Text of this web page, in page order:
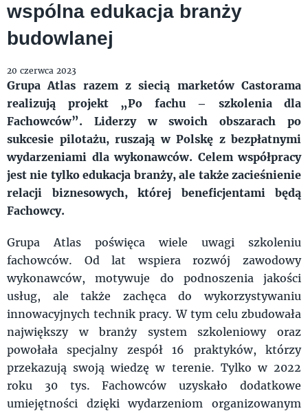
wspólna edukacja branży
budowlanej
20 czerwca 2023
Grupa Atlas razem z siecią marketów Castorama
realizują projekt „Po fachu – szkolenia dla
Fachowców”. Liderzy w swoich obszarach po
sukcesie pilotażu, ruszają w Polskę z bezpłatnymi
wydarzeniami dla wykonawców. Celem współpracy
jest nie tylko edukacja branży, ale także zacieśnienie
relacji biznesowych, której beneficjentami będą
Fachowcy.
Grupa Atlas poświęca wiele uwagi szkoleniu
fachowców. Od lat wspiera rozwój zawodowy
wykonawców, motywuje do podnoszenia jakości
usług, ale także zachęca do wykorzystywaniu
innowacyjnych technik pracy. W tym celu zbudowała
największy w branży system szkoleniowy oraz
powołała specjalny zespół 16 praktyków, którzy
przekazują swoją wiedzę w terenie. Tylko w 2022
roku 30 tys. Fachowców uzyskało dodatkowe
umiejętności dzięki wydarzeniom organizowanym